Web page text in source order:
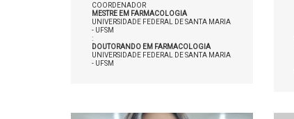
COORDENADOR
MESTRE EM FARMACOLOGIA
UNIVERSIDADE FEDERAL DE SANTA MARIA
- UFSM
:
DOUTORANDO EM FARMACOLOGIA
UNIVERSIDADE FEDERAL DE SANTA MARIA
- UFSM